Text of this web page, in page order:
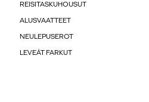
REISITASKUHOUSUT
ALUSVAATTEET
NEULEPUSEROT
LEVEÄT FARKUT